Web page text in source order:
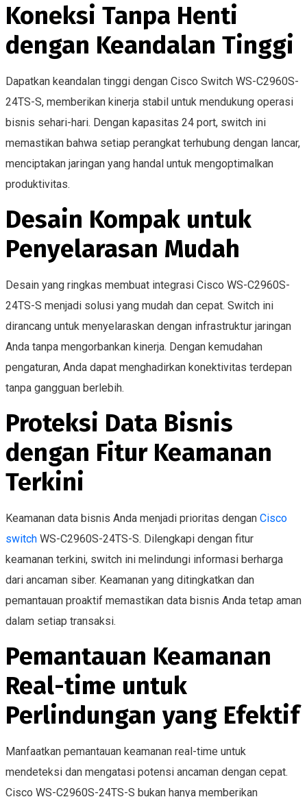
Koneksi Tanpa Henti
dengan Keandalan Tinggi
Dapatkan keandalan tinggi dengan Cisco Switch WS-C2960S-
24TS-S, memberikan kinerja stabil untuk mendukung operasi
bisnis sehari-hari. Dengan kapasitas 24 port, switch ini
memastikan bahwa setiap perangkat terhubung dengan lancar,
menciptakan jaringan yang handal untuk mengoptimalkan
produktivitas.
Desain Kompak untuk
Penyelarasan Mudah
Desain yang ringkas membuat integrasi Cisco WS-C2960S-
24TS-S menjadi solusi yang mudah dan cepat. Switch ini
dirancang untuk menyelaraskan dengan infrastruktur jaringan
Anda tanpa mengorbankan kinerja. Dengan kemudahan
pengaturan, Anda dapat menghadirkan konektivitas terdepan
tanpa gangguan berlebih.
Proteksi Data Bisnis
dengan Fitur Keamanan
Terkini
Keamanan data bisnis Anda menjadi prioritas dengan Cisco
switch WS-C2960S-24TS-S. Dilengkapi dengan fitur
keamanan terkini, switch ini melindungi informasi berharga
dari ancaman siber. Keamanan yang ditingkatkan dan
pemantauan proaktif memastikan data bisnis Anda tetap aman
dalam setiap transaksi.
Pemantauan Keamanan
Real-time untuk
Perlindungan yang Efektif
Manfaatkan pemantauan keamanan real-time untuk
mendeteksi dan mengatasi potensi ancaman dengan cepat.
Cisco WS-C2960S-24TS-S bukan hanya memberikan